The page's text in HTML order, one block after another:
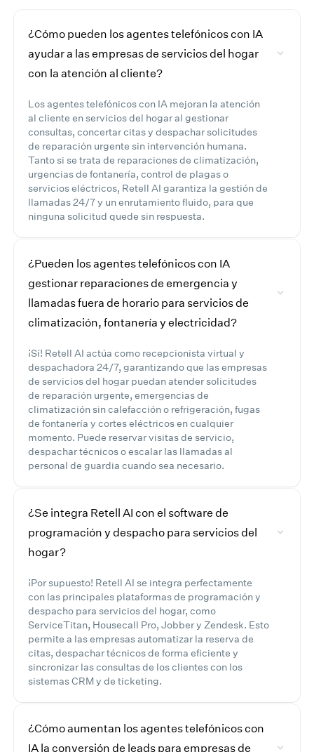
¿Cómo pueden los agentes telefónicos con IA
ayudar a las empresas de servicios del hogar
con la atención al cliente?
Los agentes telefónicos con IA mejoran la atención
al cliente en servicios del hogar al gestionar
consultas, concertar citas y despachar solicitudes
de reparación urgente sin intervención humana.
Tanto si se trata de reparaciones de climatización,
urgencias de fontanería, control de plagas o
servicios eléctricos, Retell AI garantiza la gestión de
llamadas 24/7 y un enrutamiento fluido, para que
ninguna solicitud quede sin respuesta.
¿Pueden los agentes telefónicos con IA
gestionar reparaciones de emergencia y
llamadas fuera de horario para servicios de
climatización, fontanería y electricidad?
¡Sí! Retell AI actúa como recepcionista virtual y
despachadora 24/7, garantizando que las empresas
de servicios del hogar puedan atender solicitudes
de reparación urgente, emergencias de
climatización sin calefacción o refrigeración, fugas
de fontanería y cortes eléctricos en cualquier
momento. Puede reservar visitas de servicio,
despachar técnicos o escalar las llamadas al
personal de guardia cuando sea necesario.
¿Se integra Retell AI con el software de
programación y despacho para servicios del
hogar?
¡Por supuesto! Retell AI se integra perfectamente
con las principales plataformas de programación y
despacho para servicios del hogar, como
ServiceTitan, Housecall Pro, Jobber y Zendesk. Esto
permite a las empresas automatizar la reserva de
citas, despachar técnicos de forma eficiente y
sincronizar las consultas de los clientes con los
sistemas CRM y de ticketing.
¿Cómo aumentan los agentes telefónicos con
IA la conversión de leads para empresas de